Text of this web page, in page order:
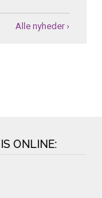
Alle nyheder ›
ONLINE: